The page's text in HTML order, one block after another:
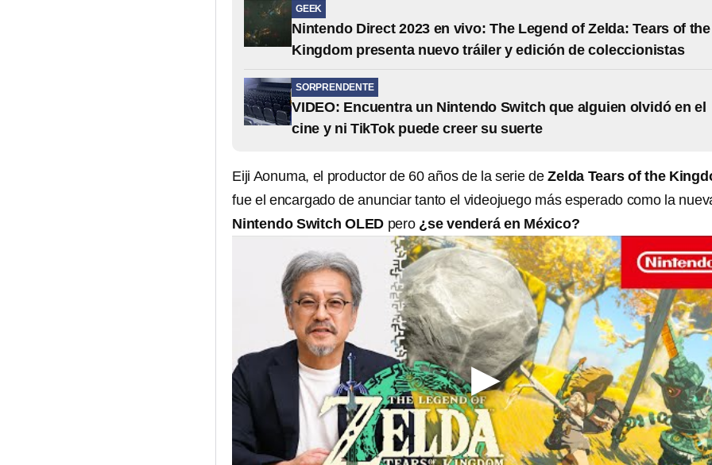
GEEK
Nintendo Direct 2023 en vivo: The Legend of Zelda: Tears of the
Kingdom presenta nuevo tráiler y edición de coleccionistas
SORPRENDENTE
VIDEO: Encuentra un Nintendo Switch que alguien olvidó en el
cine y ni TikTok puede creer su suerte
Eiji Aonuma, el productor de 60 años de la serie deZelda Tears of the
fue el encargado de anunciar tanto el videojuego más esperado como la
Nintendo Switch OLED pero ¿se venderá en México?